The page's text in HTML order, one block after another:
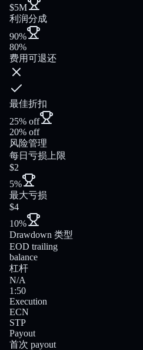
$5M
利润分成
90%
80%
费用可退还
最佳折扣
25% off
20% off
风险管理
每日亏损上限
$2
5%
最大亏损
$4
10%
Drawdown 类型
EOD trailing
balance
杠杆
N/A
1:50
Execution
ECN
STP
Payout
首次 payout